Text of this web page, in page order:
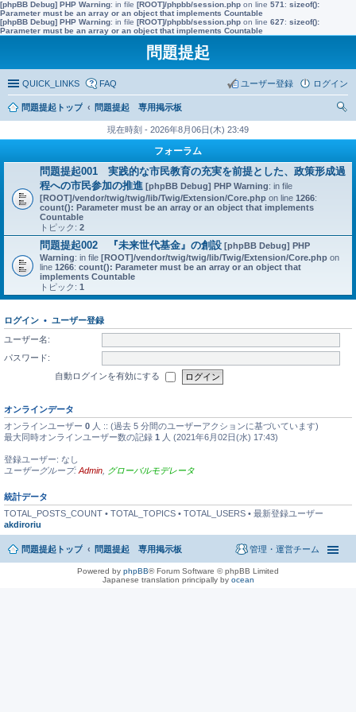
[phpBB Debug] PHP Warning: in file [ROOT]/phpbb/session.php on line 571 : sizeof():
Parameter must be an array or an object that implements Countable
[phpBB Debug] PHP Warning: in file [ROOT]/phpbb/session.php on line 627: sizeof():
Parameter must be an array or an object that implements Countable
問題提起
QUICK_LINKS FAQ ログイン
ユーザー登録
問題提起トップ
問題提起 専用掲示板
現在時刻 - 2026年8月06日(木) 23:49
フォーラム
問題提起001 実践的な市民教育の充実を前提とした、政策形成過
程への市民参加の推進 [phpBB Debug] PHP Warning: in file
[ROOT]/vendor/twig/twig/lib/Twig/Extension/Core.php on line 1266:
count(): Parameter must be an array or an object that implements
Countable
トピック: 2
問題提起002 『未来世代基金』の創設 [phpBB Debug] PHP
Warning: in file [ROOT]/vendor/twig/twig/lib/Twig/Extension/Core.php on
line 1266: count(): Parameter must be an array or an object that
implements Countable
トピック: 1
ログイン • ユーザー登録
ユーザー名:
パスワード:
自動ログインを有効にする
オンラインデータ
オンラインユーザー 0 人 :: (過去 5 分間のユーザーアクションに基づいています)
最大同時オンラインユーザー数の記録 1 人 (2021年6月02日(水) 17:43)
登録ユーザー: なし
ユーザーグループ: Admin グローバルモデレータ
統計データ
TOTAL_POSTS_COUNT • TOTAL_TOPICS • TOTAL_USERS • 最新登録ユーザー
akdiroriu
問題提起トップ 問題提起 専用掲示板 管理・運営チーム
Powered by phpBB® Forum Software © phpBB Limited
Japanese translation principally by ocean